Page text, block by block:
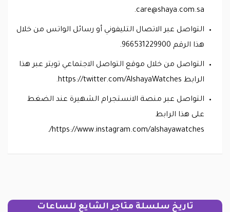
care@shaya.com.sa
.
التواصل عبر الاتصال التليفوني أو رسائل الواتس من خلال
هذا الرقم 966531229900.
التواصل من خلال موقع التواصل الاجتماعي تويتر عبر هذا
الرابط https://twitter.com/AlshayaWatches.
التواصل عبر منصة الانستجرام الشهيرة عند الضغط
على هذا الرابط
https://www.instagram.com/alshayawatches/.
تاريخ سلسلة متاجر الشايع للساعات